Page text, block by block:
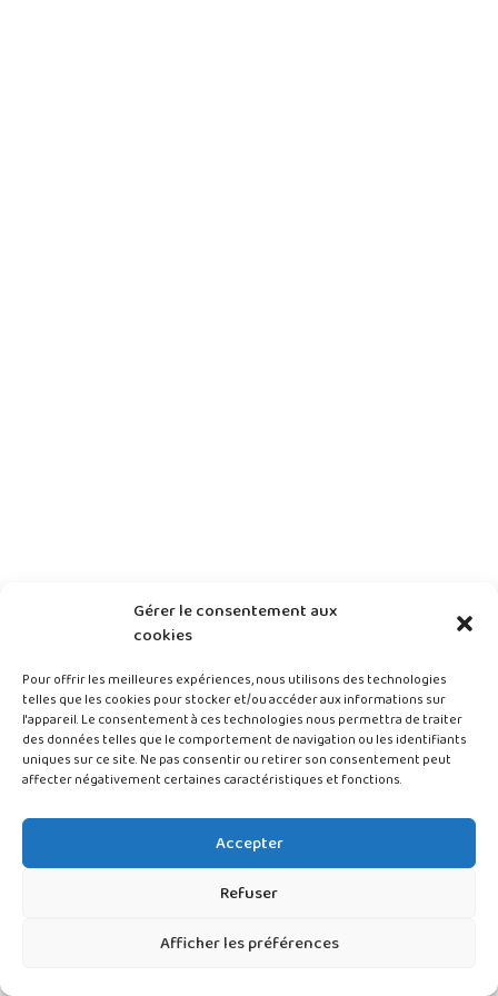
Gérer le consentement aux
cookies
Pour offrir les meilleures expériences, nous utilisons des technologies
telles que les cookies pour stocker et/ou accéder aux informations sur
l'appareil. Le consentement à ces technologies nous permettra de traiter
des données telles que le comportement de navigation ou les identifiants
uniques sur ce site. Ne pas consentir ou retirer son consentement peut
affecter négativement certaines caractéristiques et fonctions.
Accepter
Refuser
Afficher les préférences